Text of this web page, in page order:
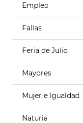
Empleo
Fallas
Feria de Julio
Mayores
Mujer e Igualdad
Naturia